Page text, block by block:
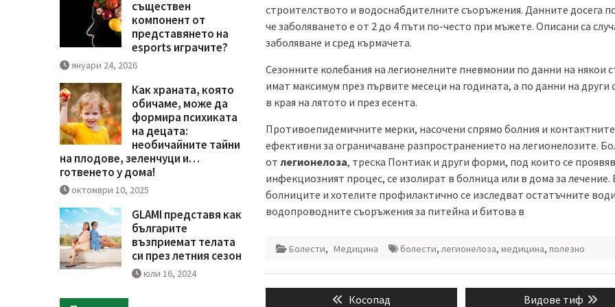
строителството и водоснабдителните съоръжения. Данните досега
че заболяването е от 2 до 4 пъти по-често при мъжете. Описани са
заболяване и сред кърмачета.
Сезонните колебания на легионелните пневмонии по данни на някои
имат максимум през първите месеци на годината, а по данни на други
в края на лятото и през есента.
Противоепидемичните мерки, насочени спрямо болния и
ефективни за ограничаване разпространението на легионелозите.
от легионелоза, треска Понтиак и други форми, под които се
инфекциозният процес, се изолират в болница или в дома за лечение.
болниците и хотелите профилактично се изследват остатъчните
водопроводните съоръжения за питейна и битова в
Болести, Медицина болести, легионелоза, медицина, полезно
Навигация
Previous
Косопад Next
Видове тиф
съществен
компонент от
представянето на
esports играчите?
януари 24, 2026
Как храната, която
обичаме, може да
формира психиката
на децата:
необичайните тайни
на плодове, зеленчуци и…
готвенето у дома!
октомври 10, 2025
GLAMI представя как
българите
възприемат телата
си през летния сезон
юли 16, 2024